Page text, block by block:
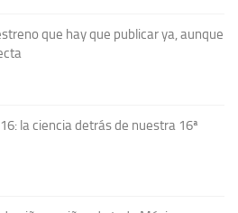
que hay que publicar ya, aunque
la ciencia detrás de nuestra 16ª